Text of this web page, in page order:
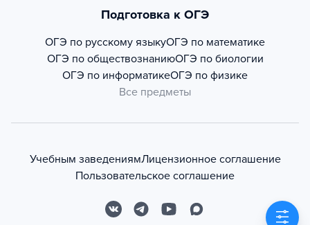
Подготовка к ОГЭ
ОГЭ по русскому языкуОГЭ по математике
ОГЭ по обществознаниюОГЭ по биологии
ОГЭ по информатикеОГЭ по физике
Все предметы
Учебным заведениямЛицензионное соглашение
Пользовательское соглашение